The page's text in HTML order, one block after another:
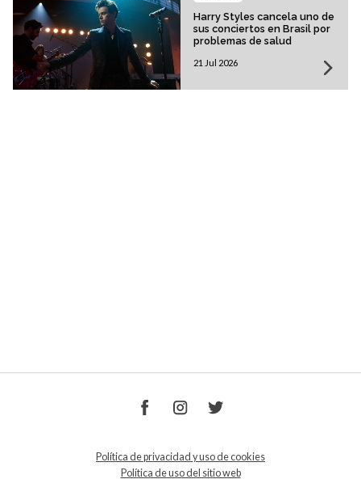
Harry Styles cancela uno de
sus conciertos en Brasil por
problemas de salud
21 Jul 2026
Política de privacidad y uso de cookies
Política de uso del sitio web